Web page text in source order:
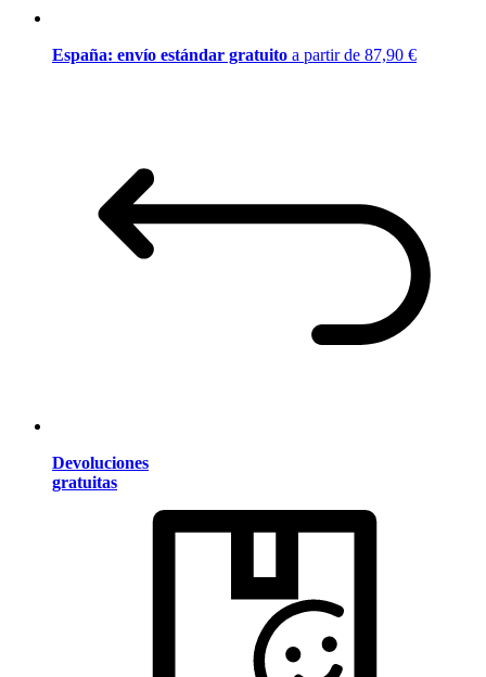
España: envío estándar gratuito a partir de 87,90 €
Devoluciones
gratuitas